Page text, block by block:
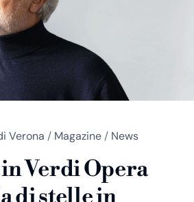
Verona / Magazine / News
Verdi Opera
di stelle in